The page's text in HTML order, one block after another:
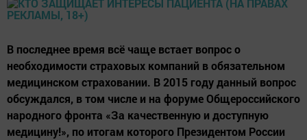
В последнее время всё чаще встает вопрос о
необходимости страховых компаний в обязательном
медицинском страховании. В 2015 году данный вопрос
обсуждался, в том числе и на форуме Общероссийского
народного фронта «За качественную и доступную
медицину!», по итогам которого Президентом России